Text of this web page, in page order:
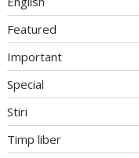
Featured
Important
Special
Stiri
Timp liber